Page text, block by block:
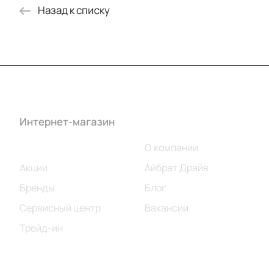
Назад к списку
Интернет-магазин
Акции
Бренды
Сервисный центр
Трейд-ин
О компании
Айбрат Драйв
Блог
Вакансии